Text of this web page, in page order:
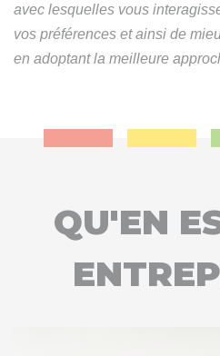
avec lesquelles vous
vos préférences et ainsi de
en adoptant la meilleure
QU'EN